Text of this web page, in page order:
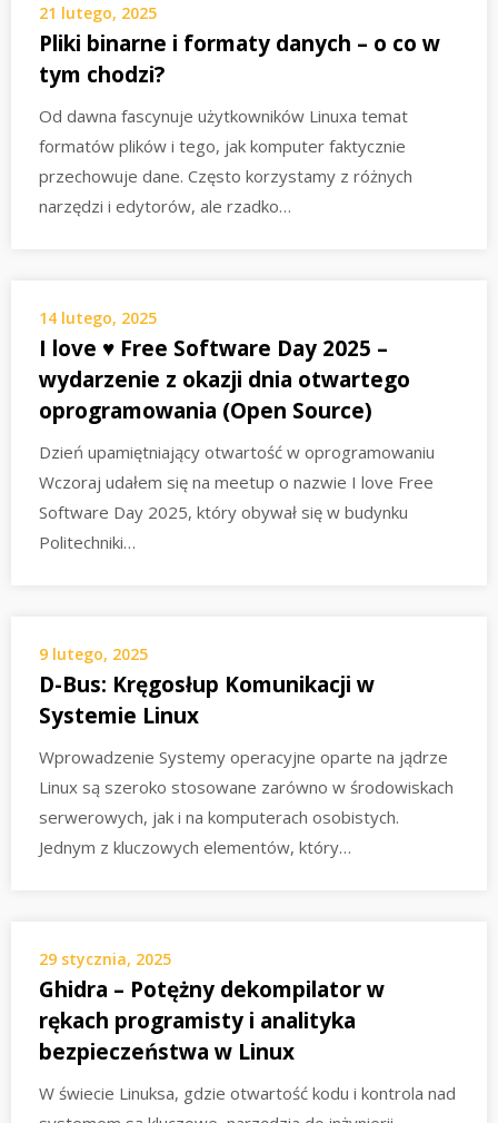
21 lutego, 2025
Pliki binarne i formaty danych – o co w
tym chodzi?
Od dawna fascynuje użytkowników Linuxa temat
formatów plików i tego, jak komputer faktycznie
przechowuje dane. Często korzystamy z różnych
narzędzi i edytorów, ale rzadko…
14 lutego, 2025
I love ♥ Free Software Day 2025 –
wydarzenie z okazji dnia otwartego
oprogramowania (Open Source)
Dzień upamiętniający otwartość w oprogramowaniu
Wczoraj udałem się na meetup o nazwie I love Free
Software Day 2025, który obywał się w budynku
Politechniki…
9 lutego, 2025
D-Bus: Kręgosłup Komunikacji w
Systemie Linux
Wprowadzenie Systemy operacyjne oparte na jądrze
Linux są szeroko stosowane zarówno w środowiskach
serwerowych, jak i na komputerach osobistych.
Jednym z kluczowych elementów, który…
29 stycznia, 2025
Ghidra – Potężny dekompilator w
rękach programisty i analityka
bezpieczeństwa w Linux
W świecie Linuksa, gdzie otwartość kodu i kontrola nad